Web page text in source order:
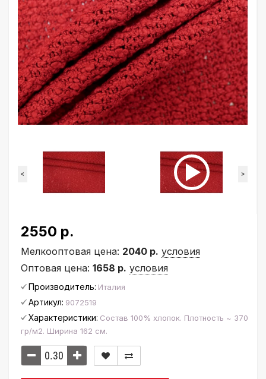
< >
2550 р.
Мелкооптовая цена: 2040 р. условия
Оптовая цена: 1658 р. условия
Производитель: Италия
Артикул: 9072519
Характеристики: Состав 100% хлопок. Плотность ~ 370
гр/м2. Ширина 162 см.